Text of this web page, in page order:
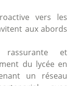
vers les
aux abords
rassurante et
du lycée en
un réseau